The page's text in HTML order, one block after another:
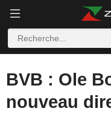
BVB : Ole
nouveau